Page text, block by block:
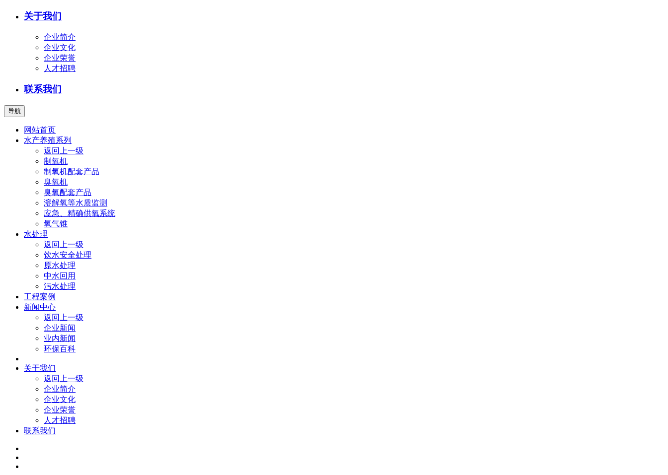
关于我们
企业简介
企业文化
企业荣誉
人才招聘
联系我们
导航
网站首页
水产养殖系列
返回上一级
制氧机
制氧机配套产品
臭氧机
臭氧配套产品
溶解氧等水质监测
应急、精确供氧系统
氧气锥
水处理
返回上一级
饮水安全处理
原水处理
中水回用
污水处理
工程案例
新闻中心
返回上一级
企业新闻
业内新闻
环保百科
关于我们
返回上一级
企业简介
企业文化
企业荣誉
人才招聘
联系我们